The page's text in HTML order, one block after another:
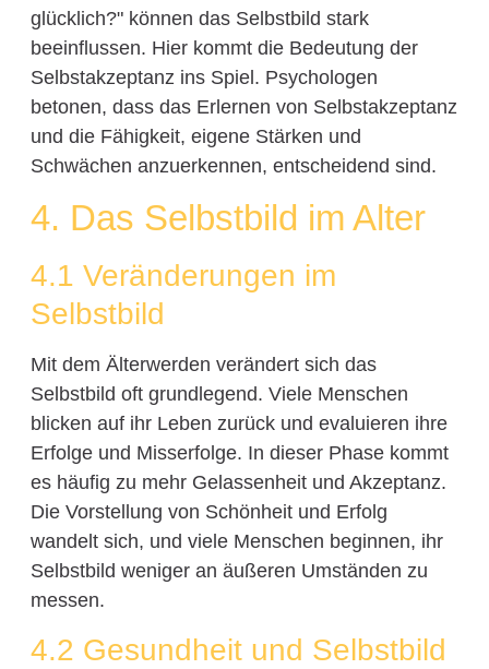
glücklich?" können das Selbstbild stark
beeinflussen. Hier kommt die Bedeutung der
Selbstakzeptanz ins Spiel. Psychologen
betonen, dass das Erlernen von Selbstakzeptanz
und die Fähigkeit, eigene Stärken und
Schwächen anzuerkennen, entscheidend sind.
4. Das Selbstbild im Alter
4.1 Veränderungen im
Selbstbild
Mit dem Älterwerden verändert sich das
Selbstbild oft grundlegend. Viele Menschen
blicken auf ihr Leben zurück und evaluieren ihre
Erfolge und Misserfolge. In dieser Phase kommt
es häufig zu mehr Gelassenheit und Akzeptanz.
Die Vorstellung von Schönheit und Erfolg
wandelt sich, und viele Menschen beginnen, ihr
Selbstbild weniger an äußeren Umständen zu
messen.
4.2 Gesundheit und Selbstbild